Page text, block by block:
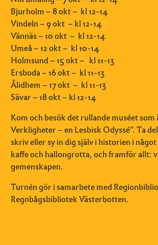
Bjurholm – 8 okt – kl 12-14
Vindeln – 9 okt – kl 12-14
Vännäs – 10 okt – kl 12-14
Umeå – 12 okt – kl 10-14
Holmsund – 15 okt – kl 11-13
Ersboda – 16 okt – kl 11-13
Ålidhem – 17 okt – kl 11-13
Sävar – 18 okt – kl 12-14
Kom och besök det rullande muséet
Verkligheter – en Lesbisk Odyssé”. Ta
skriv eller sy in dig själv i historien i
kaffe och hallongrotta, och framför allt:
gemenskapen.
Turnén gör i samarbete med
Regnbågsbibliotek Västerbotten.